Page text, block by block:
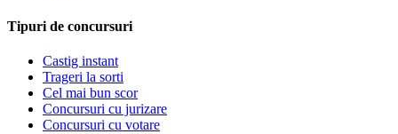
Tipuri de concursuri
Castig instant
Trageri la sorti
Cel mai bun scor
Concursuri cu jurizare
Concursuri cu votare